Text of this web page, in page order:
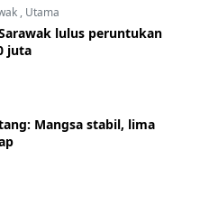
, Utama
lulus peruntukan
juta
Mangsa stabil, lima